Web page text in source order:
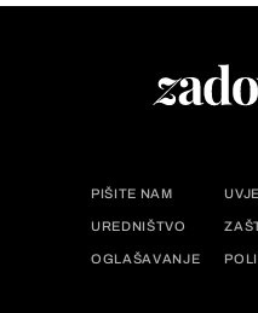
PIŠITE NAM
UREDNIŠTVO
OGLAŠAVANJE